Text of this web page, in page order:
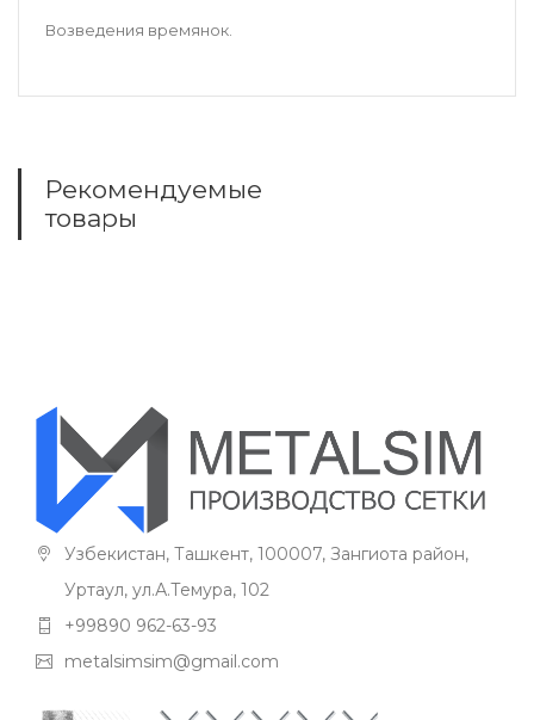
Возведения времянок.
Рекомендуемые
товары
Узбекистан, Ташкент, 100007, Зангиота район,
Уртаул, ул.А.Темура, 102
+99890 962-63-93
metalsimsim@gmail.com